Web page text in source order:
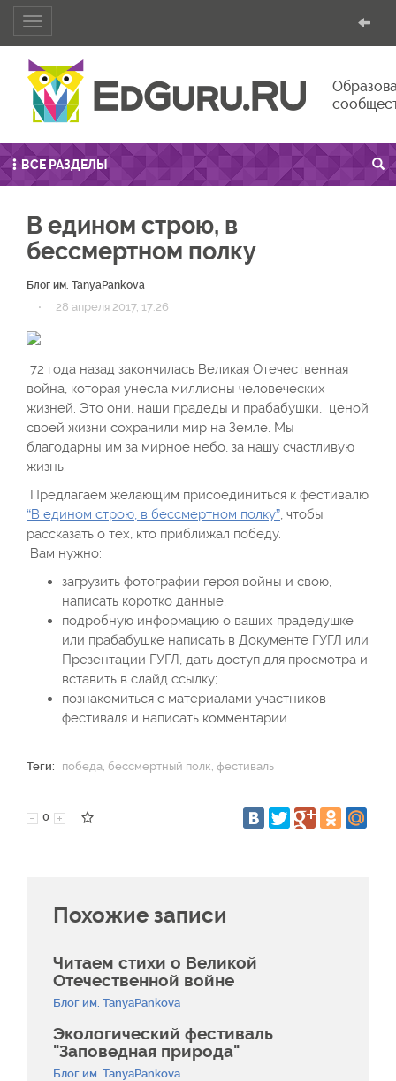
Toggle
navigation
ВСЕ РАЗДЕЛЫ
В едином строю, в
бессмертном полку
Блог им. TanyaPankova
· 28 апреля 2017, 17:26
72 года назад закончилась Великая Отечественная
война, которая унесла миллионы человеческих
жизней. Это они, наши прадеды и прабабушки, ценой
своей жизни сохранили мир на Земле. Мы
благодарны им за мирное небо, за нашу счастливую
жизнь.
Предлагаем желающим присоединиться к фестивалю
“В едином строю, в бессмертном полку”, чтобы
рассказать о тех, кто приближал победу.
Вам нужно:
загрузить фотографии героя войны и свою,
написать коротко данные;
подробную информацию о ваших прадедушке
или прабабушке написать в Документе ГУГЛ или
Презентации ГУГЛ, дать доступ для просмотра и
вставить в слайд ссылку;
познакомиться с материалами участников
фестиваля и написать комментарии.
Теги: победа, бессмертный полк, фестиваль
0
Похожие записи
Читаем стихи о Великой
Отечественной войне
Блог им. TanyaPankova
Экологический фестиваль
"Заповедная природа"
Блог им. TanyaPankova